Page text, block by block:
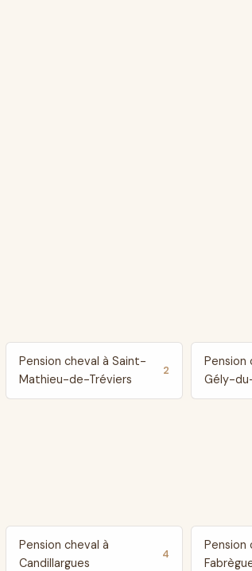
Pension cheval à Saint-
Mathieu-de-Tréviers
2
Pension
Gély-
Pension cheval à
Candillargues
4
Pension